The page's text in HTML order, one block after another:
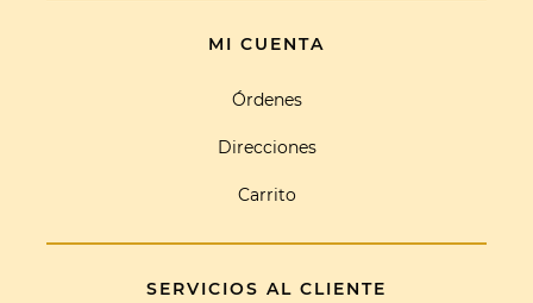
MI CUENTA
Órdenes
Direcciones
Carrito
SERVICIOS AL CLIENTE